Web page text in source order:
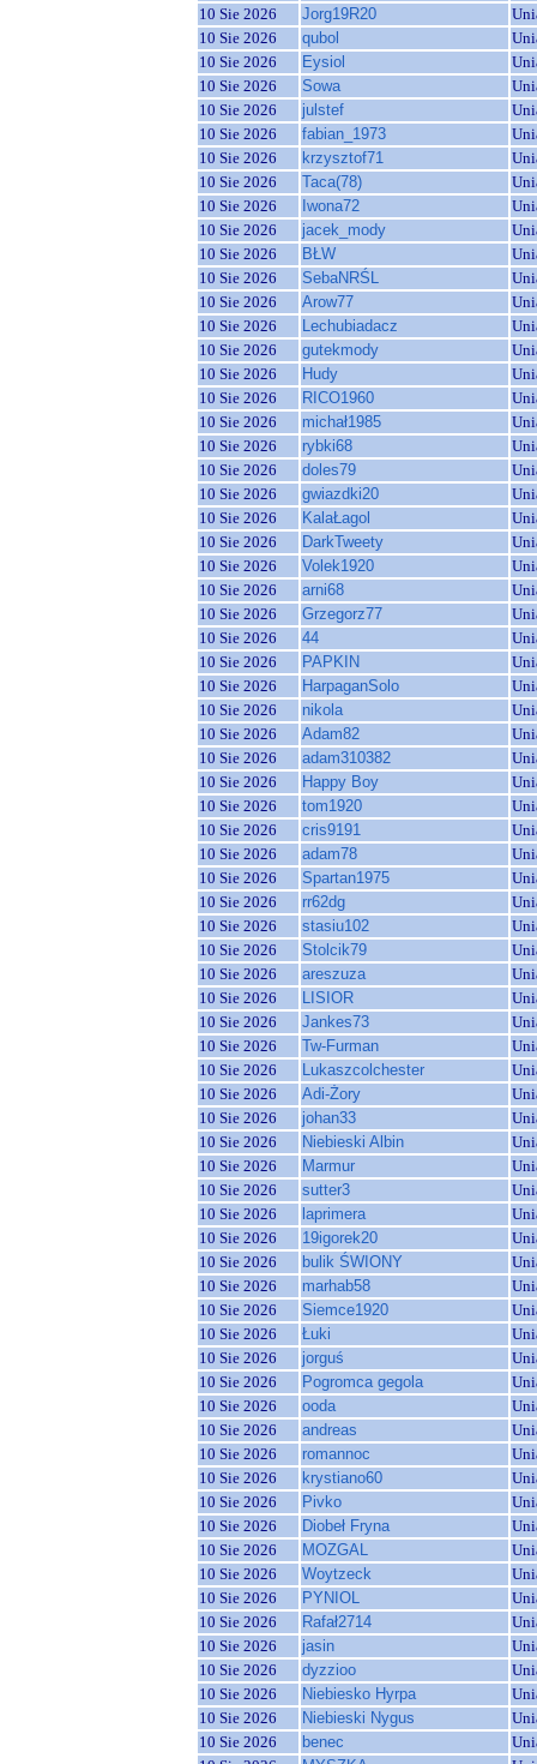
10 Sie 2026
Jorg19R20
10 Sie 2026
qubol
10 Sie 2026
Eysiol
10 Sie 2026
Sowa
10 Sie 2026
julstef
10 Sie 2026
fabian_1973
10 Sie 2026
krzysztof71
10 Sie 2026
Taca(78)
10 Sie 2026
Iwona72
10 Sie 2026
jacek_mody
10 Sie 2026
BŁW
10 Sie 2026
SebaNRŚL
10 Sie 2026
Arow77
10 Sie 2026
Lechubiadacz
10 Sie 2026
gutekmody
10 Sie 2026
Hudy
10 Sie 2026
RICO1960
10 Sie 2026
michał1985
10 Sie 2026
rybki68
10 Sie 2026
doles79
10 Sie 2026
gwiazdki20
10 Sie 2026
KalaŁagol
10 Sie 2026
DarkTweety
10 Sie 2026
Volek1920
10 Sie 2026
arni68
10 Sie 2026
Grzegorz77
10 Sie 2026
44
10 Sie 2026
PAPKIN
10 Sie 2026
HarpaganSolo
10 Sie 2026
nikola
10 Sie 2026
Adam82
10 Sie 2026
adam310382
10 Sie 2026
Happy Boy
10 Sie 2026
tom1920
10 Sie 2026
cris9191
10 Sie 2026
adam78
10 Sie 2026
Spartan1975
10 Sie 2026
rr62dg
10 Sie 2026
stasiu102
10 Sie 2026
Stolcik79
10 Sie 2026
areszuza
10 Sie 2026
LISIOR
10 Sie 2026
Jankes73
10 Sie 2026
Tw-Furman
10 Sie 2026
Lukaszcolchester
10 Sie 2026
Adi-Żory
10 Sie 2026
johan33
10 Sie 2026
Niebieski Albin
10 Sie 2026
Marmur
10 Sie 2026
sutter3
10 Sie 2026
laprimera
10 Sie 2026
19igorek20
10 Sie 2026
bulik ŚWIONY
10 Sie 2026
marhab58
10 Sie 2026
Siemce1920
10 Sie 2026
Łuki
10 Sie 2026
jorguś
10 Sie 2026
Pogromca gegola
10 Sie 2026
ooda
10 Sie 2026
andreas
10 Sie 2026
romannoc
10 Sie 2026
krystiano60
10 Sie 2026
Pivko
10 Sie 2026
Diobeł Fryna
10 Sie 2026
MOZGAL
10 Sie 2026
Woytzeck
10 Sie 2026
PYNIOL
10 Sie 2026
Rafał2714
10 Sie 2026
jasin
10 Sie 2026
dyzzioo
10 Sie 2026
Niebiesko Hyrpa
10 Sie 2026
Niebieski Nygus
10 Sie 2026
benec